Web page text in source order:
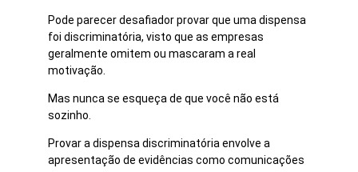
Pode parecer desafiador provar que uma dispensa
foi discriminatória, visto que as empresas
geralmente omitem ou mascaram a real
motivação.
Mas nunca se esqueça de que você não está
sozinho.
Provar a dispensa discriminatória envolve a
apresentação de evidências como comunicações